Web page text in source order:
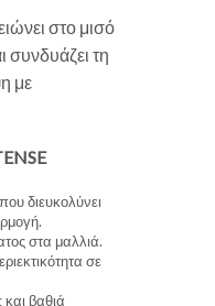
στο μισό
συνδυάζει τη
με
διευκολύνει
στα μαλλιά.
σε
βαθιά